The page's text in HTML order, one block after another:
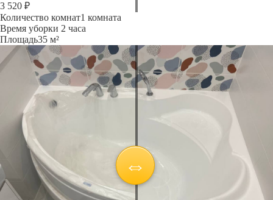
3 520 ₽
Количество комнат1 комната
Время уборки 2 часа
Площадь35 м²